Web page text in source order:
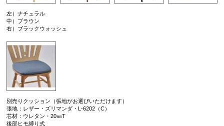
左）ナチュラル
中）ブラウン
右）ブラックウォッシュ
別売りクッション（張地がお選びいただけます）
張地：レザー・ズリマンダ・L-6202（C）
芯材：ウレタン・20㎜T
後部ヒモ縛り式